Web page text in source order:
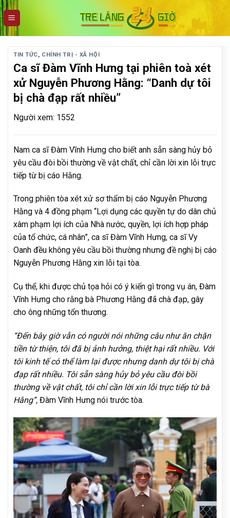
Skip
to
content
TIN TỨC, CHÍNH TRỊ - XÃ HỘI
Ca sĩ Đàm Vĩnh Hưng tại phiên toà xét
xử Nguyễn Phương Hằng: “Danh dự tôi
bị chà đạp rất nhiều”
Người xem: 1552
Nam ca sĩ Đàm Vĩnh Hưng cho biết anh sẵn sàng hủy bỏ
yêu cầu đòi bồi thường về vật chất, chỉ cần lời xin lỗi trực
tiếp từ bị cáo Hằng.
Trong phiên tòa xét xử sơ thẩm bị cáo Nguyễn Phương
Hằng và 4 đồng phạm “Lợi dụng các quyền tự do dân chủ
xâm phạm lợi ích của Nhà nước, quyền, lợi ích hợp pháp
của tổ chức, cá nhân”, ca sĩ Đàm Vĩnh Hưng, ca sĩ Vy
Oanh đều không yêu cầu bồi thường nhưng đề nghị bị cáo
Nguyễn Phương Hằng xin lỗi tại tòa.
Cụ thể, khi được chủ tọa hỏi có ý kiến gì trong vụ án, Đàm
Vĩnh Hưng cho rằng bà Phương Hằng đã chà đạp, gây
cho ông những tổn thương.
“Đến bây giờ vẫn có người nói những câu như ăn chặn
tiền từ thiện, tôi đã bị ảnh hưởng, thiệt hại rất nhiều. Với
tôi kinh tế có thể làm lại được nhưng danh dự tôi bị chà
đạp rất nhiều. Tôi sẵn sàng hủy bỏ yêu cầu đòi bồi
thường về vật chất, tôi chỉ cần lời xin lỗi trực tiếp từ bà
Hằng”, Đàm Vĩnh Hưng nói trước tòa.